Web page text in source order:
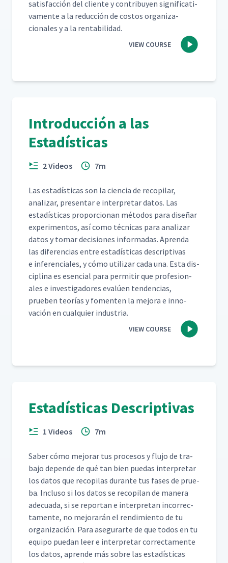
sat­is­fac­ción del cliente y con­tribuyen sig­ni­fica­ti­
va­mente a la reduc­ción de cos­tos orga­ni­za­
cionales y a la rentabilidad.
VIEW COURSE
Introducción a las
Estadísticas
2 Videos 7m
Las estadís­ti­cas son la cien­cia de recopi­lar,
analizar, pre­sen­tar e inter­pre­tar datos. Las
estadís­ti­cas pro­por­cio­nan méto­dos para dis­eñar
exper­i­men­tos, así como téc­ni­cas para analizar
datos y tomar deci­siones infor­madas. Apren­da
las difer­en­cias entre estadís­ti­cas descrip­ti­vas
e infer­en­ciales, y cómo uti­lizar cada una. Esta dis­
ci­plina es esen­cial para per­mi­tir que pro­fe­sion­
ales e inves­ti­gadores evalúen ten­den­cias,
prueben teorías y fomenten la mejo­ra e inno­
vación en cualquier industria.
VIEW COURSE
Estadísticas Descriptivas
1 Videos 7m
Saber cómo mejo­rar tus pro­ce­sos y flu­jo de tra­
ba­jo depende de qué tan bien puedas inter­pre­tar
los datos que recopi­las durante tus fas­es de prue­
ba. Inclu­so si los datos se recopi­lan de man­era
ade­cua­da, si se repor­tan e inter­pre­tan incor­rec­
ta­mente, no mejo­rarán el rendimien­to de tu
orga­ni­zación. Para ase­gu­rarte de que todos en tu
equipo puedan leer e inter­pre­tar cor­rec­ta­mente
los datos, aprende más sobre las estadís­ti­cas